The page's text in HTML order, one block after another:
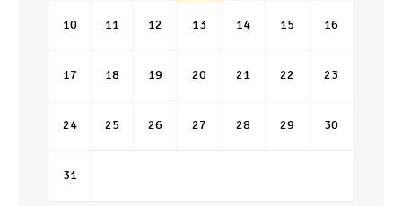
10 11 12 13 14 15 16
17 18 19 20 21 22 23
24 25 26 27 28 29 30
31